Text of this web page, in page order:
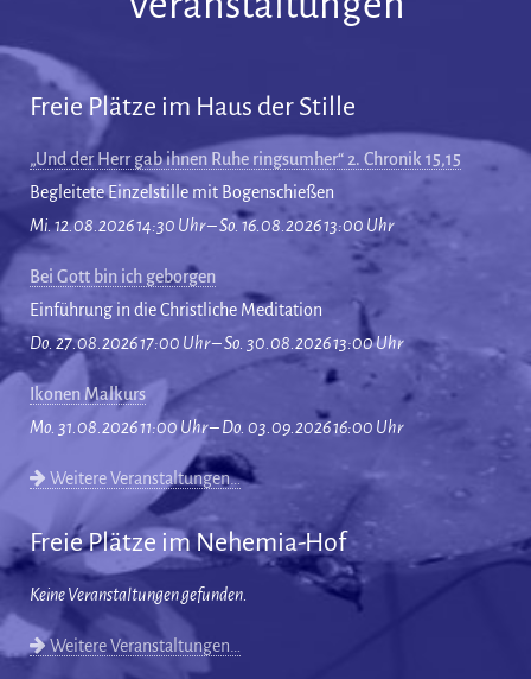
Freie Plätze im Haus der Stille
„Und der Herr gab ihnen Ruhe ringsumher“ 2. Chronik 15,15
Begleitete Einzelstille mit Bogenschießen
Mi. 12.08.2026 14:30 Uhr – So. 16.08.2026 13:00 Uhr
Bei Gott bin ich geborgen
Einführung in die Christliche Meditation
Do. 27.08.2026 17:00 Uhr – So. 30.08.2026 13:00 Uhr
Ikonen Malkurs
Mo. 31.08.2026 11:00 Uhr – Do. 03.09.2026 16:00 Uhr
Weitere Veranstaltungen…
Freie Plätze im Nehemia-Hof
Keine Veranstaltungen gefunden.
Weitere Veranstaltungen…